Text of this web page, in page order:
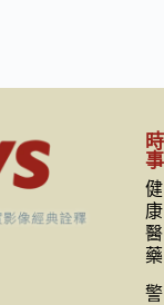
時
事
健
康
醫
藥
警